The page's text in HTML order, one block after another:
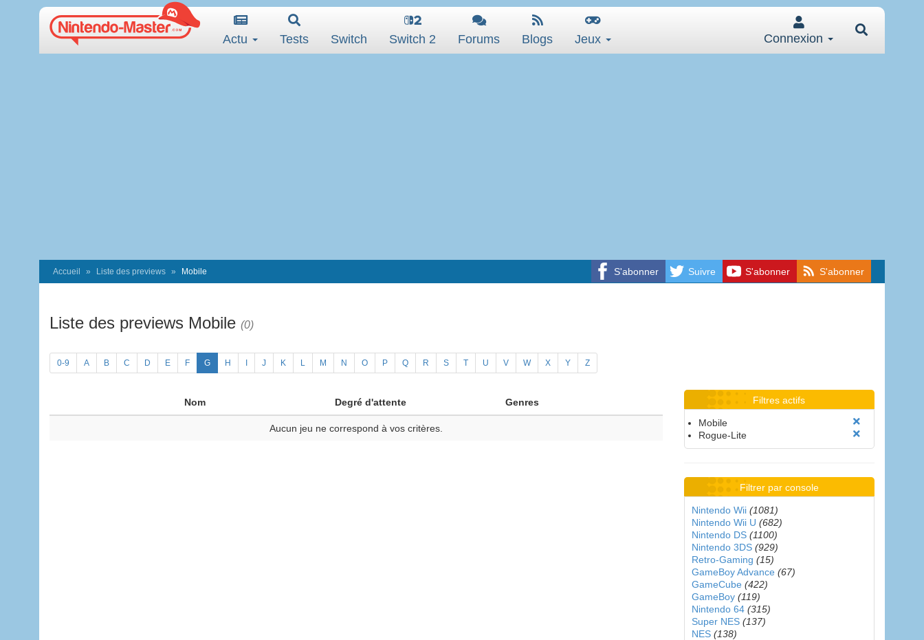
Actu Tests Switch Switch 2 Forums Blogs Jeux Connexion
S'abonner Suivre S'abonner S'abonner
Accueil Liste des previews Mobile
Liste des previews Mobile (0)
0-9 A B C D E F G H J K L M N O P Q R S T U V W X Y Z
Nom Degré d'attente Genres
Aucun jeu ne correspond à vos critères.
Filtres actifs
Mobile
Rogue-Lite
Filtrer par console
Nintendo Wii (1081)
Nintendo Wii U (682)
Nintendo DS (1100)
Nintendo 3DS (929)
Retro-Gaming (15)
GameBoy Advance (67)
GameCube (422)
GameBoy (119)
Nintendo 64 (315)
Super NES (137)
NES (138)